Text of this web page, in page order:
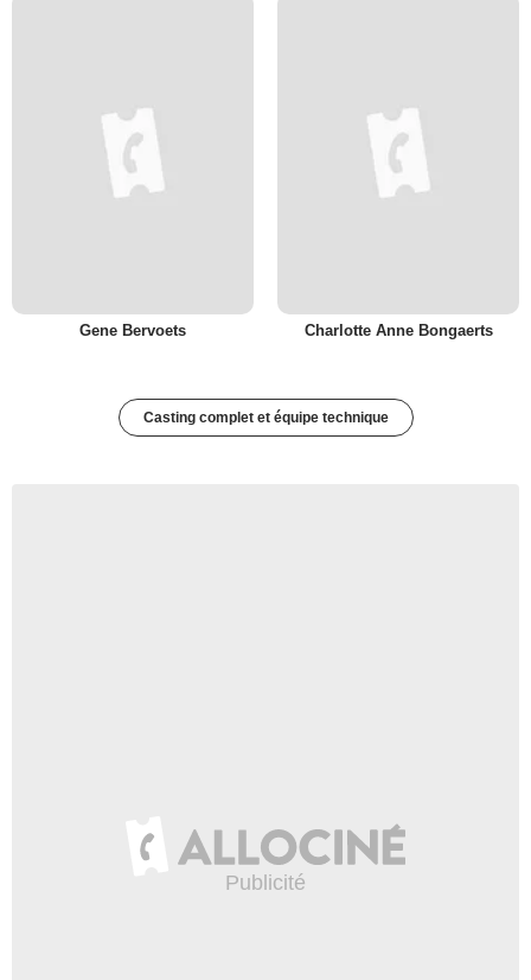
Gene Bervoets Charlotte Anne Bongaerts
Casting complet et équipe technique